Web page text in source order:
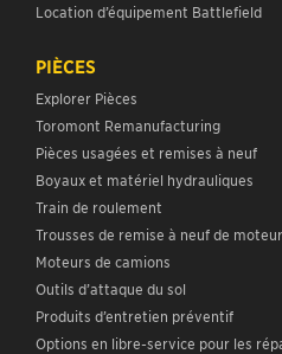
Location d’équipement Battlefield
PIÈCES
Explorer Pièces
Toromont Remanufacturing
Pièces usagées et remises à neuf
Boyaux et matériel hydrauliques
Train de roulement
Trousses de remise à neuf de
Moteurs de camions
Outils d’attaque du sol
Produits d’entretien préventif
Options en libre-service pour les